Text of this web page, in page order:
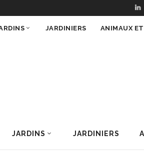
– 100 % Nature
JARDINS JARDINIERS
JARDINIERS ANIMAUX